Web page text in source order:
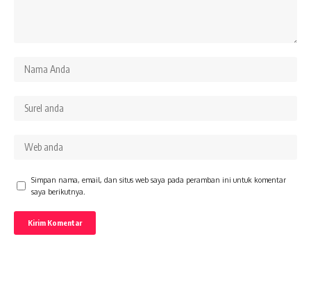
Simpan nama, email, dan situs web saya pada peramban ini untuk komentar
saya berikutnya.